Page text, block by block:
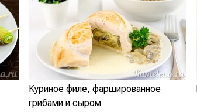
Куриное филе, фаршированное
грибами и сыром